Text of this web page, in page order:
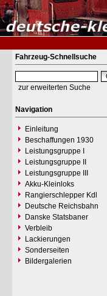
Fahrzeug-Schnellsuche
zur erweiterten Suche
Navigation
Einleitung
Beschaffungen 1930
Leistungsgruppe I
Leistungsgruppe II
Leistungsgruppe III
Akku-Kleinloks
Rangierschlepper Kdl
Deutsche Reichsbahn
Danske Statsbaner
Verbleib
Lackierungen
Sonderseiten
Bildergalerien